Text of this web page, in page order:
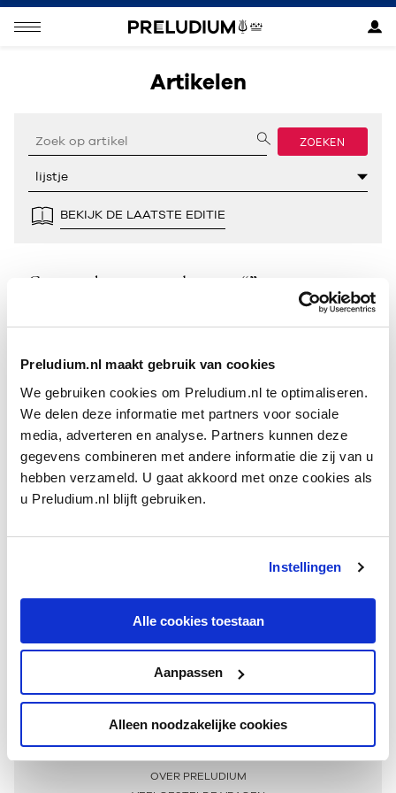
Preludium.nl maakt gebruik van cookies
We gebruiken cookies om Preludium.nl te optimaliseren.
We delen deze informatie met partners voor sociale
media, adverteren en analyse. Partners kunnen deze
gegevens combineren met andere informatie die zij van u
hebben verzameld. U gaat akkoord met onze cookies als
u Preludium.nl blijft gebruiken.
Instellingen
Alle cookies toestaan
Aanpassen
Alleen noodzakelijke cookies
Artikelen
ZOEKEN
BEKIJK DE LAATSTE EDITIE
Geen resultaten gevonden voor “”.
Meer informatie
OVER PRELUDIUM